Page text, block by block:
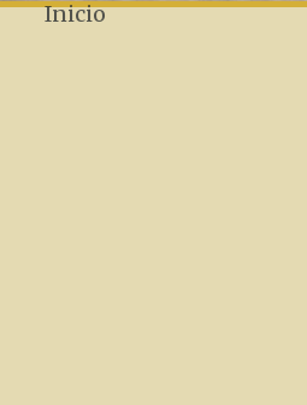
Inicio